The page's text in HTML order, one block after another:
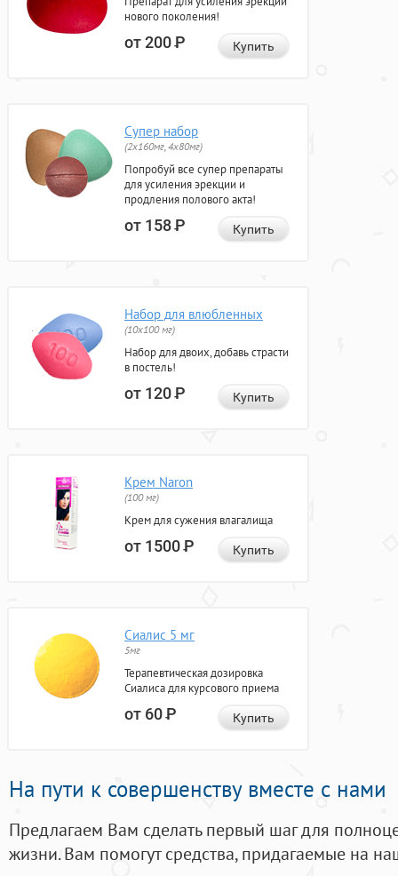
нового поколения!
от 200Р Купить
Супер набор
(2х160мг, 4х80мг)
Попробуй все супер препараты
для усиления эрекции и
продления полового акта!
от 158Р Купить
Набор для влюбленных
(10х100 мг)
Набор для двоих, добавь страсти
в постель!
от 120Р Купить
Крем Naron
(100 мг)
Крем для сужения влагалища
от 1500Р Купить
Сиалис 5 мг
5мг
Терапевтическая дозировка
Сиалиса для курсового приема
от 60Р Купить
На пути к совершенству вместе с нами
Предлагаем Вам сделать первый шаг для
жизни. Вам помогут средства, придагаемые на